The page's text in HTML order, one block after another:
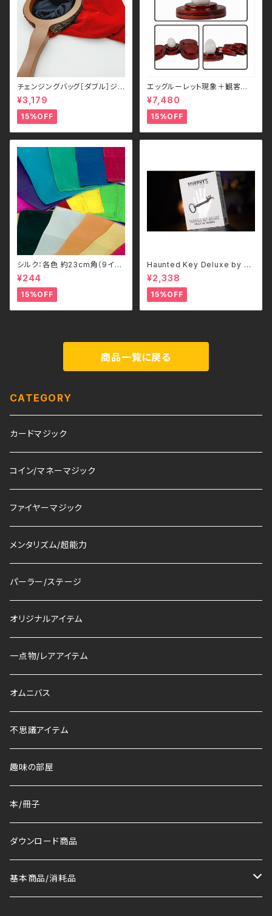
チェンジングバッグ［ダブル］ジッ
パー付き
¥3,179
15%OFF
エッグルーレット現象＋観客参
加型サスペンス – JL MAGIC／
JL EGG ROULETTE - 日本語
補足解説付き
¥7,480
15%OFF
シルク：各色 約23cm角（9イン
チ）/ Silks(9inch) by Gosh
¥244
15%OFF
Haunted Key Deluxe by M
urphy's Magic
¥2,338
15%OFF
商品一覧に戻る
CATEGORY
カードマジック
コイン/マネーマジック
ファイヤーマジック
メンタリズム/超能力
パーラー/ステージ
オリジナルアイテム
一点物/レアアイテム
オムニバス
不思議アイテム
趣味の部屋
本/冊子
ダウンロード商品
基本商品/消耗品